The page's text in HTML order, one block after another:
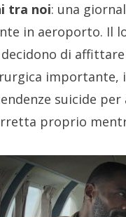
tra noi: una
in aeroporto. Il
di
suicide
proprio